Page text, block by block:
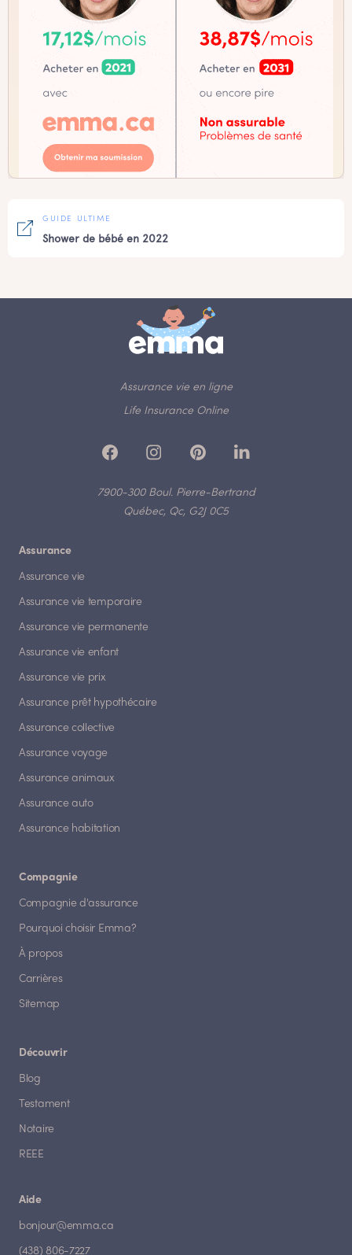
GUIDE ULTIME
Shower de bébé en 2022
Assurance vie en ligne
Life Insurance Online
7900-300 Boul. Pierre-Bertrand
Québec, Qc, G2J 0C5
Assurance
Assurance vie
Assurance vie temporaire
Assurance vie permanente
Assurance vie enfant
Assurance vie prix
Assurance prêt hypothécaire
Assurance collective
Assurance voyage
Assurance animaux
Assurance auto
Assurance habitation
Compagnie
Compagnie d'assurance
Pourquoi choisir Emma?
À propos
Carrières
Sitemap
Découvrir
Blog
Testament
Notaire
REEE
Aide
bonjour@emma.ca
(438) 806-7227